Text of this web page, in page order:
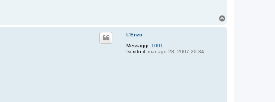
L'Enzo
Messaggi: 1001
Iscritto il: mar ago 28, 2007 20:34